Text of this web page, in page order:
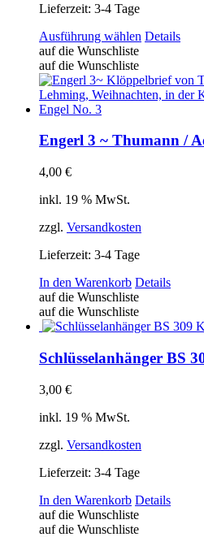
Lieferzeit: 3-4 Tage
Ausführung wählen Dieses
mehrere
Varianten
Optionen
Details
auf die Wunschliste
auf die Wunschliste
Engerl 3 ~ Thumann /
4,00 €
inkl. 19 % MwSt.
zzgl. Versandkosten
Lieferzeit: 3-4 Tage
In den Warenkorb Details
auf die Wunschliste
auf die Wunschliste
Schlüsselanhänger BS
3,00 €
inkl. 19 % MwSt.
zzgl. Versandkosten
Lieferzeit: 3-4 Tage
In den Warenkorb Details
auf die Wunschliste
auf die Wunschliste